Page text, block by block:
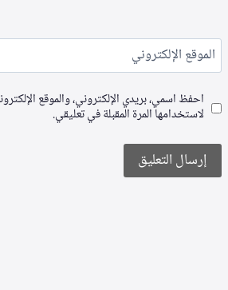
الموقع الإلكتروني
احفظ اسمي، بريدي الإلكتروني، والموقع
لاستخدامها المرة المقبلة في تعليقي.